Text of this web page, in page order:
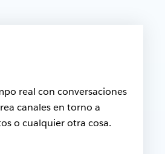
real con conversaciones
canales en torno a
o cualquier otra cosa.